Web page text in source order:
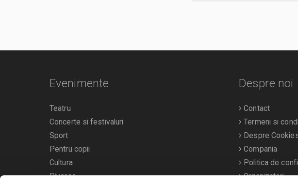
Evenimente
Teatru
Concerte si festivaluri
Sport
Pentru copii
Cultura
Diverse
Despre noi
Contact
Termeni si
Despre
Compania
Politica de
Organizatori